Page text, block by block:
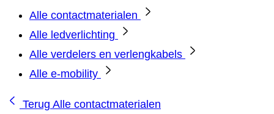
Alle contactmaterialen
Alle ledverlichting
Alle verdelers en verlengkabels
Alle e-mobility
Terug Alle contactmaterialen